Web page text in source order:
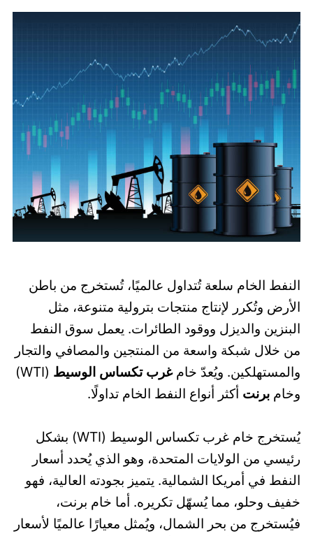
النفط الخام سلعة تُتداول عالميًا، تُستخرج من باطن
الأرض وتُكرر لإنتاج منتجات بترولية متنوعة، مثل
البنزين والديزل ووقود الطائرات. يعمل سوق النفط
من خلال شبكة واسعة من المنتجين والمصافي والتجار
والمستهلكين. ويُعدّ خامغرب تكساس الوسيط
(WTI)
وخام برنت أكثر أنواع النفط الخام تداولًا.
يُستخرج خام غرب تكساس الوسيط (WTI) بشكل
رئيسي من الولايات المتحدة، وهو الذي يُحدد أسعار
النفط في أمريكا الشمالية. يتميز بجودته العالية، فهو
خفيف وحلو، مما يُسهّل تكريره. أما خام برنت،
فيُستخرج من بحر الشمال، ويُمثل معيارًا عالميًا لأسعار